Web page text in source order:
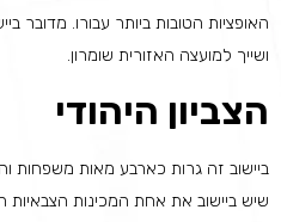
האופציות הטובות ביותר עבורו. מדובר
ושייך למועצה האזורית שומרון.
הצביון היהודי
ביישוב זה גרות כארבע מאות משפחות
שיש ביישוב את אחת המכינות הצבאיות